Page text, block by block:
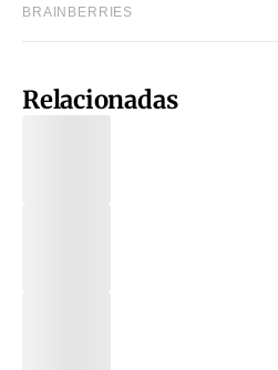
Relacionadas